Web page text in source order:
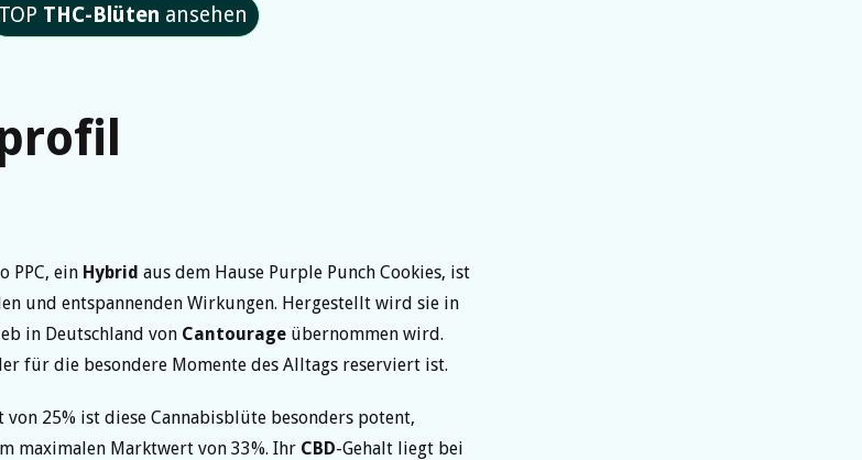
TOP THC-Blüten ansehen
PPC, ein Hybrid aus dem Hause Purple Punch Cookies, ist
und entspannenden Wirkungen. Hergestellt wird sie in
in Deutschland von Cantourage übernommen wird.
für die besondere Momente des Alltags reserviert ist.
von 25% ist diese Cannabisblüte besonders potent,
maximalen Marktwert von 33%. Ihr CBD-Gehalt liegt bei